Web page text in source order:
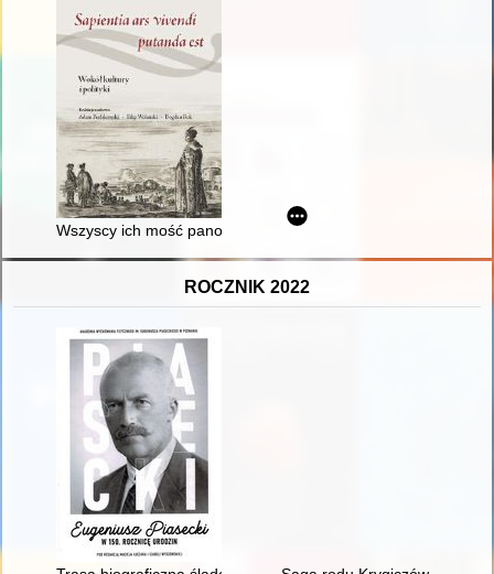
Wszyscy ich mość panowie Polacy" : kilka uwag o podróżach
ROCZNIK 2022